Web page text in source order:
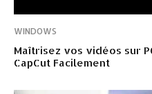
WINDOWS
Maîtrisez vos vidéos sur
CapCut Facilement